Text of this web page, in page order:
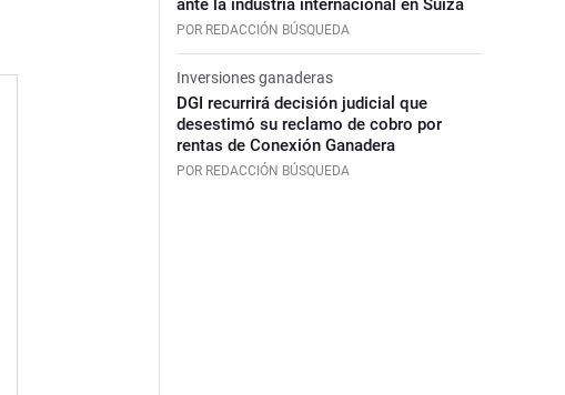
POR REDACCIÓN BÚSQUEDA
Inversiones ganaderas
DGI recurrirá decisión judicial que
desestimó su reclamo de cobro por
rentas de Conexión Ganadera
POR REDACCIÓN BÚSQUEDA